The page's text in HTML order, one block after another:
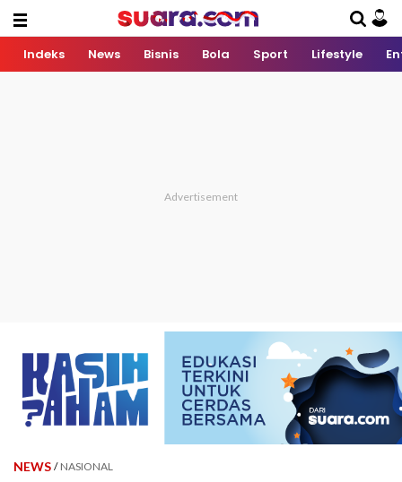
Indeks News Bisnis Bola Sport Lifestyle
NEWS / NASIONAL